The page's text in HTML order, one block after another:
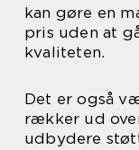
kan gøre en
pris uden at
kvaliteten.
Det er også
rækker ud
udbydere